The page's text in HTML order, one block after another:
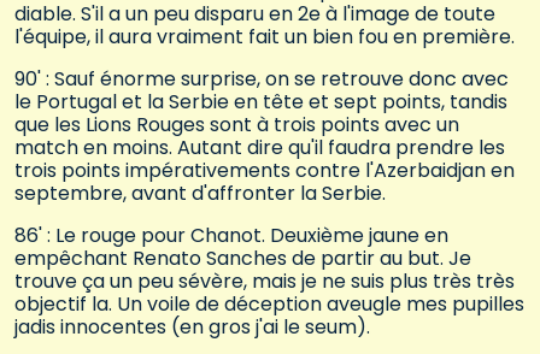
diable. S'il a un peu disparu en 2e à l'image de toute
l'équipe, il aura vraiment fait un bien fou en première.
90' : Sauf énorme surprise, on se retrouve donc avec
le Portugal et la Serbie en tête et sept points, tandis
que les Lions Rouges sont à trois points avec un
match en moins. Autant dire qu'il faudra prendre les
trois points impérativements contre l'Azerbaidjan en
septembre, avant d'affronter la Serbie.
86' : Le rouge pour Chanot. Deuxième jaune en
empêchant Renato Sanches de partir au but. Je
trouve ça un peu sévère, mais je ne suis plus très très
objectif la. Un voile de déception aveugle mes pupilles
jadis innocentes (en gros j'ai le seum).